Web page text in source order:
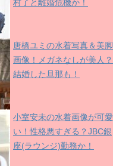
村了と離婚危機か！
唐橋ユミの水着写真＆美脚
画像！メガネなしが美人？
結婚した旦那も！
小室安未の水着画像が可愛
い！性格悪すぎる？JBC銀
座(ラウンジ)勤務か！